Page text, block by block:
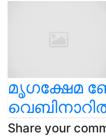
മൃഗക്ഷേമ
Share your